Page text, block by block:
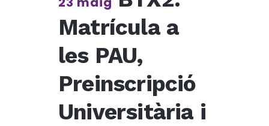
Matrícula a
les PAU,
Preinscripció
Universitària i